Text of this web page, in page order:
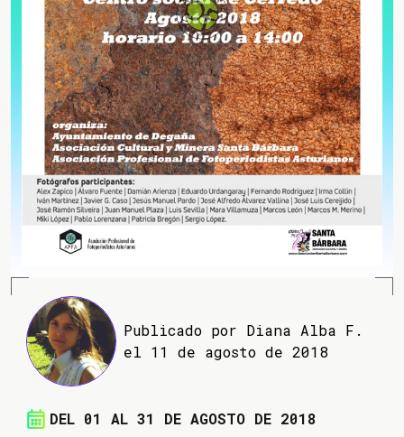
Publicado por Diana Alba F.
el 11 de agosto de 2018
DEL 01 AL 31 DE AGOSTO DE 2018